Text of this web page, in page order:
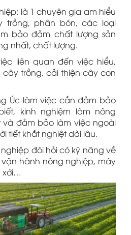
là 1 chuyên gia am hiểu
trồng, phân bón, các loại
bảo đảm chất lượng sản
nhất, chất lượng.
liên quan đến việc hiểu,
trồng, cải thiện cây con
Úc làm việc cần đảm bảo
kinh nghiệm làm nông
và đảm bảo làm việc ngoài
tiết khắt nghiệt dài lâu.
đòi hỏi có kỹ năng về
hành nông nghiệp, máy
xới…